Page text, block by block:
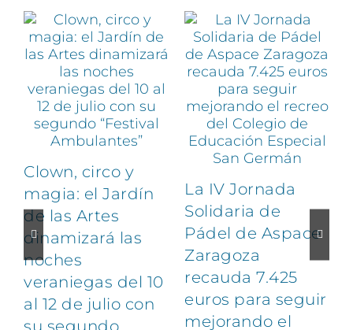
Clown, circo y
magia: el Jardín
de las Artes
dinamizará las
noches
veraniegas del 10
al 12 de julio con
su segundo
La IV Jornada
Solidaria de
Pádel de Aspace
Zaragoza
recauda 7.425
euros para seguir
mejorando el